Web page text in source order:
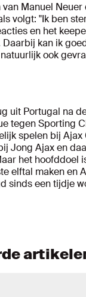
Manuel
volgt: "Ik ben
en het
kan ik
ook
uit Portugal na
tegen Sporting
spelen bij Ajax
Jong Ajax en
het hoofddoel
elftal maken en
sinds een tijdje